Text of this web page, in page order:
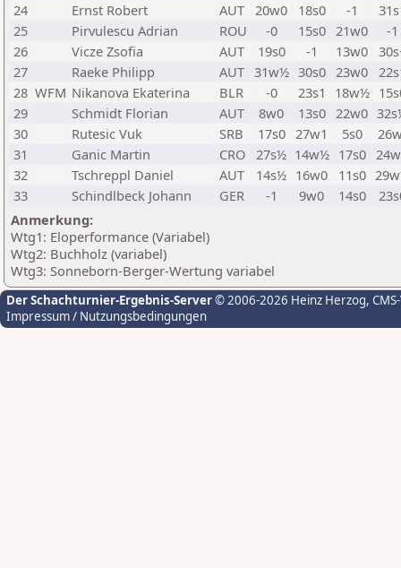
24
Ernst Robert AUT 20w0 18s0 -1
25
Pirvulescu Adrian ROU -0 15s0 21w0
-1
26
Vicze Zsofia AUT 19s0 -1 13w0
27
Raeke Philipp AUT 31w½ 30s0 23w0
28 WFM Nikanova Ekaterina BLR -0 23s1 18w½
29
Schmidt Florian AUT 8w0 13s0 22w0
30
Rutesic Vuk SRB 17s0 27w1 5s0
31
Ganic Martin CRO 27s½ 14w½ 17s0
32
Tschreppl Daniel AUT 14s½ 16w0 11s0
33
Schindlbeck Johann GER -1 9w0 14s0
Anmerkung:
Wtg1: Eloperformance (Variabel)
Wtg2: Buchholz (variabel)
Wtg3: Sonneborn-Berger-Wertung variabel
Der Schachturnier-Ergebnis-Server© 2006-2026 Heinz Herzog,
Impressum / Nutzungsbedingungen